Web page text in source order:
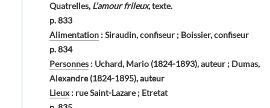
Quatrelles, L’amour frileux, texte.
p. 833
Alimentation: Siraudin, confiseur ; Boissier, confiseur
p. 834
Personnes: Uchard, Mario (1824-1893), auteur ; Dumas,
Alexandre (1824-1895), auteur
Lieux: rue Saint-Lazare ; Etretat